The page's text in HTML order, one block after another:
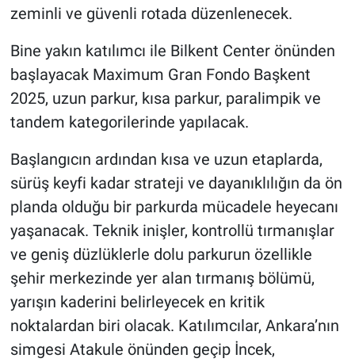
zeminli ve güvenli rotada düzenlenecek.
Bine yakın katılımcı ile Bilkent Center önünden
başlayacak Maximum Gran Fondo Başkent
2025, uzun parkur, kısa parkur, paralimpik ve
tandem kategorilerinde yapılacak.
Başlangıcın ardından kısa ve uzun etaplarda,
sürüş keyfi kadar strateji ve dayanıklılığın da ön
planda olduğu bir parkurda mücadele heyecanı
yaşanacak. Teknik inişler, kontrollü tırmanışlar
ve geniş düzlüklerle dolu parkurun özellikle
şehir merkezinde yer alan tırmanış bölümü,
yarışın kaderini belirleyecek en kritik
noktalardan biri olacak. Katılımcılar, Ankara’nın
simgesi Atakule önünden geçip İncek,